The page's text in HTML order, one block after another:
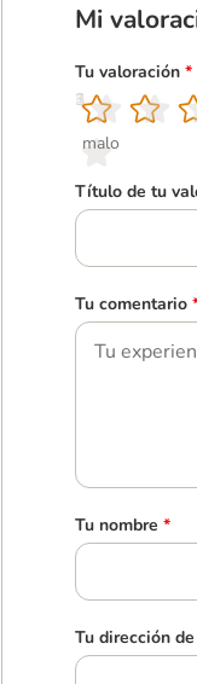
Mi
Tu valoración *
1
malo
2
3
4
5
Título de tu
Tu comentario
Tu nombre *
Tu dirección